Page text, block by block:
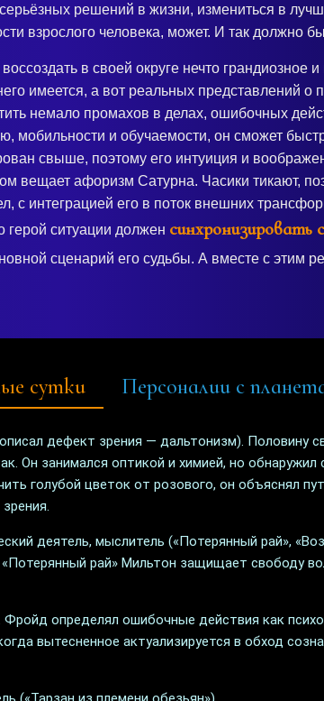
решений в жизни, измениться в
взрослого человека, может. И так должно
в своей округе нечто грандиозное
имеется, а вот реальных представлений о
немало промахов в делах, ошибочных
мобильности и обучаемости, он сможет
свыше, поэтому его интуиция и
вещает афоризм Сатурна. Часики тикают,
с интеграцией его в поток внешних
герой ситуации должен синхронизировать
сценарий его судьбы. А вместе с этим
сутки Персоналии с
дефект зрения — дальтонизм). Половину
Он занимался оптикой и химией, но обнаружил
голубой цветок от розового, он объяснял
деятель, мыслитель («Потерянный рай»,
рай» Мильтон защищает свободу
Фройд определял ошибочные действия как
вытесненное актуализируется в обход